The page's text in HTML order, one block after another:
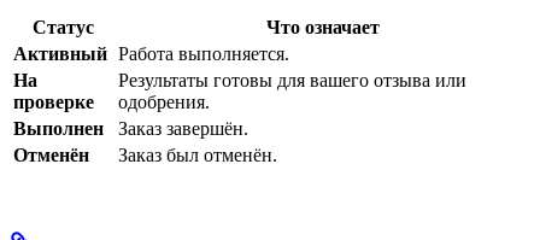
Статус
Что означает
Активный Работа выполняется.
На
проверке
Результаты готовы для вашего отзыва или
одобрения.
Выполнен
Заказ завершён.
Отменён
Заказ был отменён.